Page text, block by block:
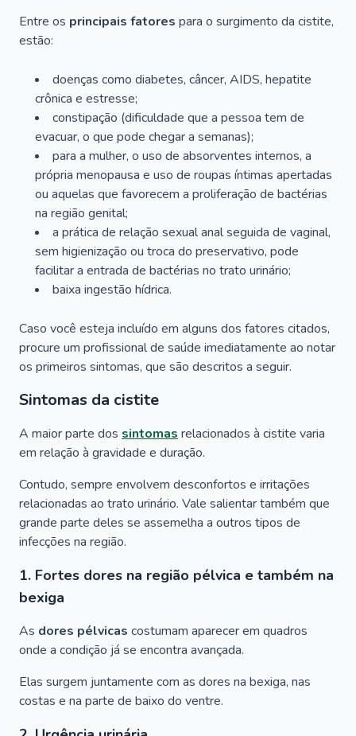
Entre os principais fatores para o surgimento da cistite,
estão:
doenças como diabetes, câncer, AIDS, hepatite
crônica e estresse;
constipação (dificuldade que a pessoa tem de
evacuar, o que pode chegar a semanas);
para a mulher, o uso de absorventes internos, a
própria menopausa e uso de roupas íntimas apertadas
ou aquelas que favorecem a proliferação de bactérias
na região genital;
a prática de relação sexual anal seguida de vaginal,
sem higienização ou troca do preservativo, pode
facilitar a entrada de bactérias no trato urinário;
baixa ingestão hídrica.
Caso você esteja incluído em alguns dos fatores citados,
procure um profissional de saúde imediatamente ao notar
os primeiros sintomas, que são descritos a seguir.
Sintomas da cistite
A maior parte dos sintomasrelacionados à cistite varia
em relação à gravidade e duração.
Contudo, sempre envolvem desconfortos e irritações
relacionadas ao trato urinário. Vale salientar também que
grande parte deles se assemelha a outros tipos de
infecções na região.
1. Fortes dores na região pélvica e também na
bexiga
As dores pélvicas costumam aparecer em quadros
onde a condição já se encontra avançada.
Elas surgem juntamente com as dores na bexiga, nas
costas e na parte de baixo do ventre.